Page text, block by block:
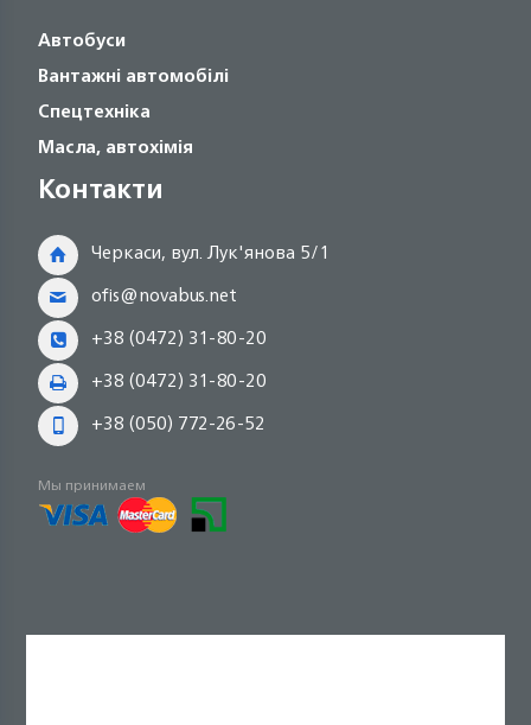
Автобуси
Вантажні автомобілі
Спецтехніка
Масла, автохімія
Контакти
Черкаси, вул. Лук'янова 5/1
ofis@novabus.net
+38 (0472) 31-80-20
+38 (0472) 31-80-20
+38 (050) 772-26-52
Мы принимаем